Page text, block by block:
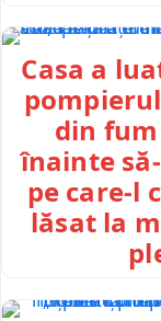
Casa a
din
înainte
pe care-l
lăsat la